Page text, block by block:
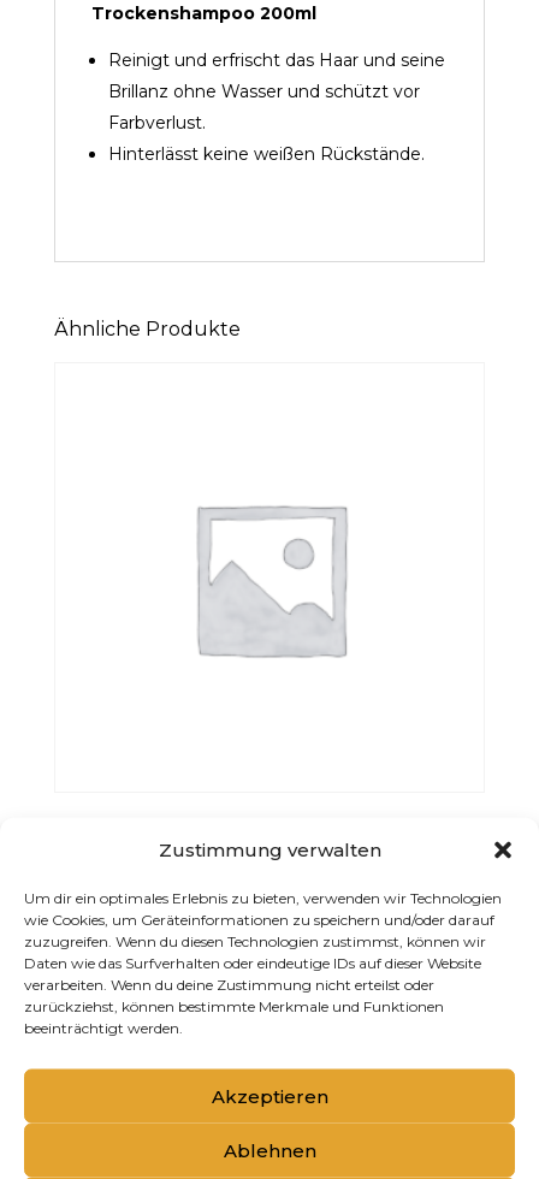
Zustimmung verwalten
Um dir ein optimales Erlebnis zu bieten, verwenden wir Technologien
wie Cookies, um Geräteinformationen zu speichern und/oder darauf
zuzugreifen. Wenn du diesen Technologien zustimmst, können wir
Daten wie das Surfverhalten oder eindeutige IDs auf dieser Website
verarbeiten. Wenn du deine Zustimmung nicht erteilst oder
zurückziehst, können bestimmte Merkmale und Funktionen
beeinträchtigt werden.
Akzeptieren
Ablehnen
Trockenshampoo 200ml
Reinigt und erfrischt das Haar und seine
Brillanz ohne Wasser und schützt vor
Farbverlust.
Hinterlässt keine weißen Rückstände.
Ähnliche Produkte